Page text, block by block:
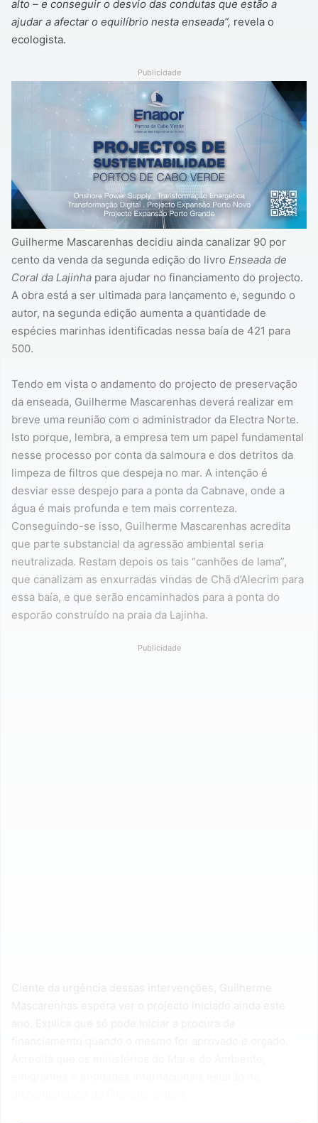
alto – e conseguir o desvio das condutas que estão a
ajudar a afectar o equilíbrio nesta enseada”, revela o
ecologista.
Publicidade
Guilherme Mascarenhas decidiu ainda canalizar 90 por
cento da venda da segunda edição do livro Enseada de
Coral da Lajinha para ajudar no financiamento do projecto.
A obra está a ser ultimada para lançamento e, segundo o
autor, na segunda edição aumenta a quantidade de
espécies marinhas identificadas nessa baía de 421 para
500.
Tendo em vista o andamento do projecto de preservação
da enseada, Guilherme Mascarenhas deverá realizar em
breve uma reunião com o administrador da Electra Norte.
Isto porque, lembra, a empresa tem um papel fundamental
nesse processo por conta da salmoura e dos detritos da
limpeza de filtros que despeja no mar. A intenção é
desviar esse despejo para a ponta da Cabnave, onde a
água é mais profunda e tem mais correnteza.
Conseguindo-se isso, Guilherme Mascarenhas acredita
que parte substancial da agressão ambiental seria
neutralizada. Restam depois os tais “canhões de lama”,
que canalizam as enxurradas vindas de Chã d’Alecrim para
essa baía, e que serão encaminhados para a ponta do
esporão construído na praia da Lajinha.
Publicidade
Ciente da urgência dessas intervenções, Guilherme